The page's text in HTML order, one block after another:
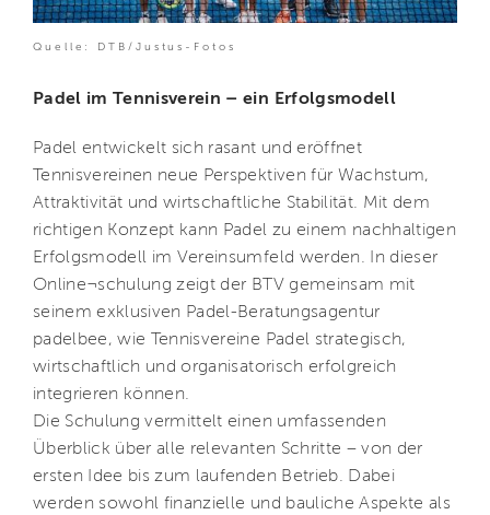
Quelle: DTB/Justus-Fotos
Padel im Tennisverein – ein Erfolgsmodell
Padel entwickelt sich rasant und eröffnet
Tennisvereinen neue Perspektiven für Wachstum,
Attraktivität und wirtschaftliche Stabilität. Mit dem
richtigen Konzept kann Padel zu einem nachhaltigen
Erfolgsmodell im Vereinsumfeld werden. In dieser
Online¬schulung zeigt der BTV gemeinsam mit
seinem exklusiven Padel-Beratungsagentur
padelbee, wie Tennisvereine Padel strategisch,
wirtschaftlich und organisatorisch erfolgreich
integrieren können.
Die Schulung vermittelt einen umfassenden
Überblick über alle relevanten Schritte – von der
ersten Idee bis zum laufenden Betrieb. Dabei
werden sowohl finanzielle und bauliche Aspekte als